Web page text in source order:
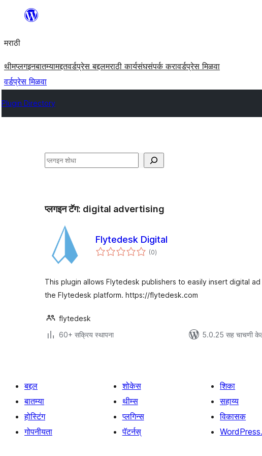
सामुग्रीवर
मराठी
थीमप्लगइनबातम्यामद्दतवर्डप्रेस बद्दलमराठी कार्यसंघसंपर्क करावर्डप्रेस मिळवा
वर्डप्रेस मिळवा
Plugin Directory
शोधा
प्लगइन टॅग: digital advertising
Flytedesk Digital
(0एकूण
मूल्यांकन
)
This plugin allows Flytedesk publishers to easily insert digital
the Flytedesk platform. https://flytedesk.com
flytedesk
60+ सक्रिय स्थापना
5.0.25 सह चाचणी
बद्दल
बातम्या
होस्टिंग
गोपनीयता
शोकेस
थीम्स
प्लगिन्स
पॅटर्नस्
शिका
सहाय्य
विकासक